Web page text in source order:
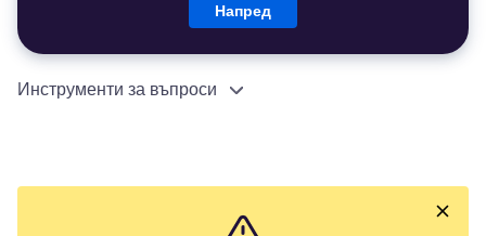
Напред
Инструменти за въпроси